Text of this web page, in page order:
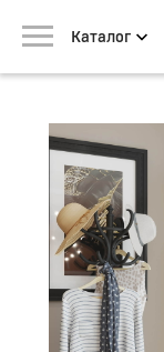
Каталог